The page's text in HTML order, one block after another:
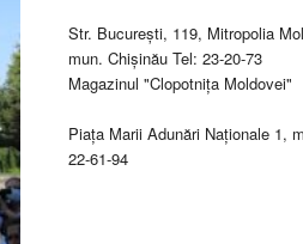
Str. Bucureşti, 119, Mitropolia
mun. Chişinău Tel: 23-20-73
Magazinul "Clopotniţa Moldovei"
Piaţa Marii Adunări Naţionale 1,
22-61-94